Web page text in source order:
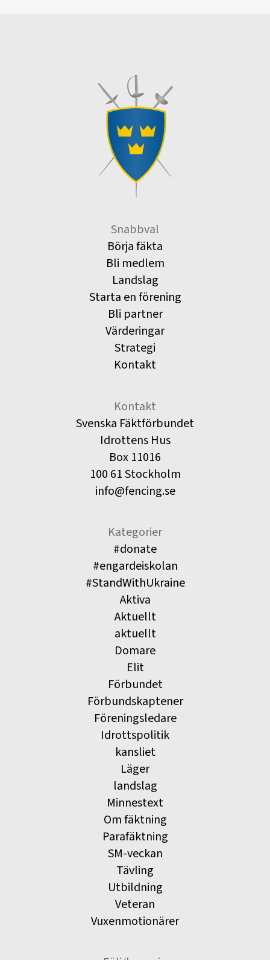
Snabbval
Börja fäkta
Bli medlem
Landslag
Starta en förening
Bli partner
Värderingar
Strategi
Kontakt
Kontakt
Svenska Fäktförbundet
Idrottens Hus
Box 11016
100 61 Stockholm
info@fencing.se
Kategorier
#donate
#engardeiskolan
#StandWithUkraine
Aktiva
Aktuellt
aktuellt
Domare
Elit
Förbundet
Förbundskaptener
Föreningsledare
Idrottspolitik
kansliet
Läger
landslag
Minnestext
Om fäktning
Parafäktning
SM-veckan
Tävling
Utbildning
Veteran
Vuxenmotionärer